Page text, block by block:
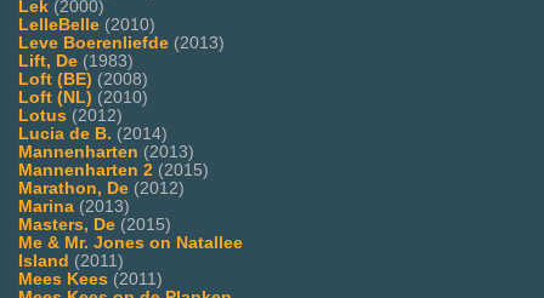
Lek (2000)
LelleBelle (2010)
Leve Boerenliefde (2013)
Lift, De (1983)
Loft (BE) (2008)
Loft (NL) (2010)
Lotus (2012)
Lucia de B. (2014)
Mannenharten (2013)
Mannenharten 2 (2015)
Marathon, De (2012)
Marina (2013)
Masters, De (2015)
Me & Mr. Jones on Natallee
Island (2011)
Mees Kees (2011)